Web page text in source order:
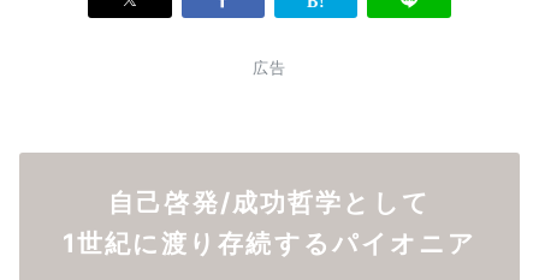
広告
自己啓発/成功哲学として
1世紀に渡り存続するパイオニア